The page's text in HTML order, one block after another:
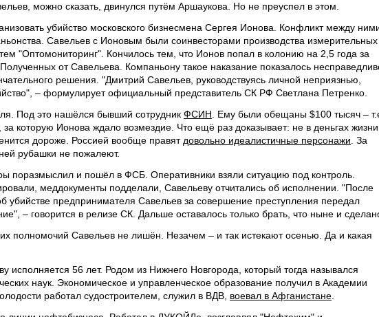
можно сказать, двинулся путём Аршаукова. Но не преуспел в этом.
убийство московского бизнесмена Сергея Ионова. Конфликт между
Савельев с Ионовым были соинвесторами производства измерительных
"Оптомониторинг". Кончилось тем, что Ионов попал в колонию на 2,5 года за
от Савельева. Компаньону такое наказание показалось
решения. "Дмитрий Савельев, руководствуясь личной неприязнью,
– формулирует официальный представитель СК РФ Светлана Петренко.
Под это нашёлся бывший сотрудник ФСИН . Ему были обещаны $100 тысяч –
которую Ионова ждало возмездие. Что ещё раз доказывает: не в деньгах жизни
дороже. Россией вообще правят довольно идеалистичные персонажи . За
рубашки не пожалеют.
поразмыслил и пошёл в ФСБ. Оперативники взяли ситуацию под контроль.
меддокументы подделали, Савельеву отчитались об исполнении. "После
убийстве предпринимателя Савельев за совершение преступления передал
– говорится в релизе СК. Дальше оставалось только брать, что ныне и
полномочий Савельев не лишён. Незачем – и так истекают осенью. Да и какая
исполняется 56 лет. Родом из Нижнего Новгорода, который тогда назывался
наук. Экономическое и управленческое образование получил в Академии
работал судостроителем, служил в ВДВ, воевал в Афганистане